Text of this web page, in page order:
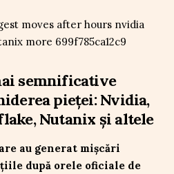
semnificative
pieței: Nvidia,
Nutanix și altele
au generat mișcări
după orele oficiale de